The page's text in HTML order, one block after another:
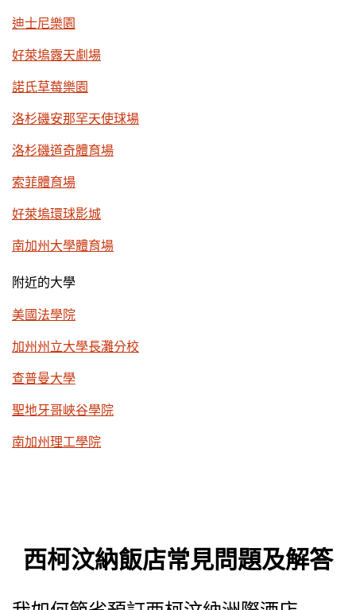
迪士尼樂園
好萊塢露天劇場
諾氏草莓樂園
洛杉磯安那罕天使球場
洛杉磯道奇體育場
索菲體育場
好萊塢環球影城
南加州大學體育場
附近的大學
美國法學院
加州州立大學長灘分校
查普曼大學
聖地牙哥峽谷學院
南加州理工學院
西柯汶納飯店常見問題及解答